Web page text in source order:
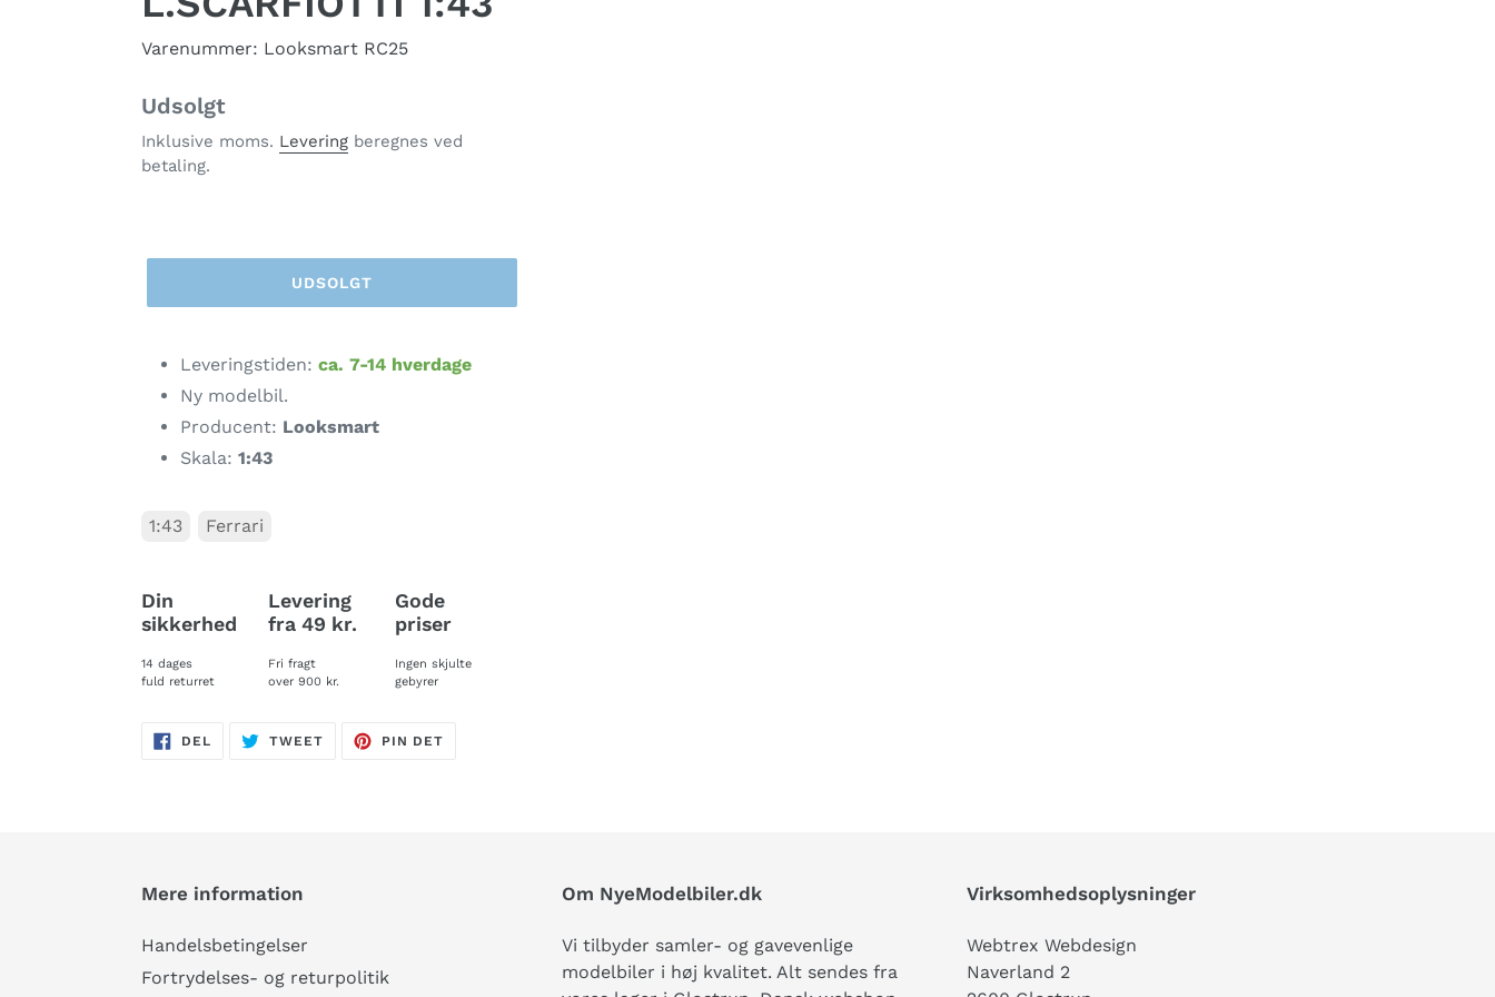
Varenummer: Looksmart RC25
Normalpris
Udsolgt
Inklusive moms. Levering beregnes ved
betaling.
UDSOLGT
produkt
indkøbskurv
Leveringstiden: ca. 7-14 hverdage
Ny modelbil.
Producent: Looksmart
Skala: 1:43
1:43 Ferrari
Din
sikkerhed
14 dages
fuld returret
Levering
fra 49 kr.
Fri fragt
over 900 kr.
Gode
priser
Ingen skjulte
gebyrer
DEL
PÅ
TWEETTWEET
PIN DET
Mere information
Handelsbetingelser
Fortrydelses- og returpolitik
Om NyeModelbiler.dk
Vi tilbyder samler- og gavevenlige
modelbiler i høj kvalitet. Alt sendes fra
Virksomhedsoplysninger
Webtrex Webdesign
Naverland 2